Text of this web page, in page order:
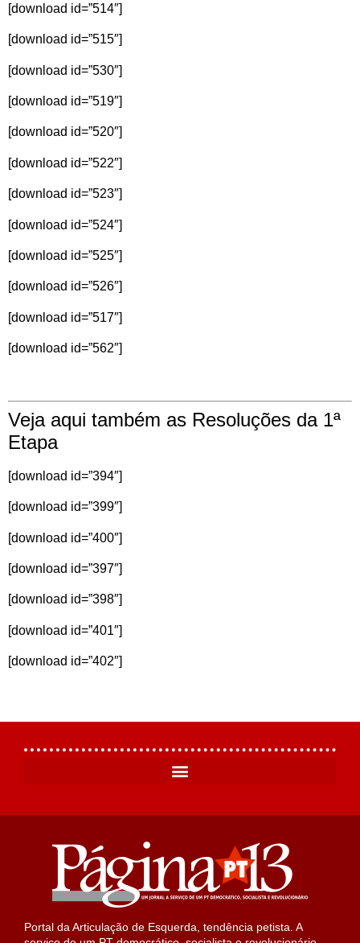
[download id=”514″]
[download id=”515″]
[download id=”530″]
[download id=”519″]
[download id=”520″]
[download id=”522″]
[download id=”523″]
[download id=”524″]
[download id=”525″]
[download id=”526″]
[download id=”517″]
[download id=”562″]
Veja aqui também as Resoluções da 1ª
Etapa
[download id=”394″]
[download id=”399″]
[download id=”400″]
[download id=”397″]
[download id=”398″]
[download id=”401″]
[download id=”402″]
Portal da Articulação de Esquerda, tendência petista. A